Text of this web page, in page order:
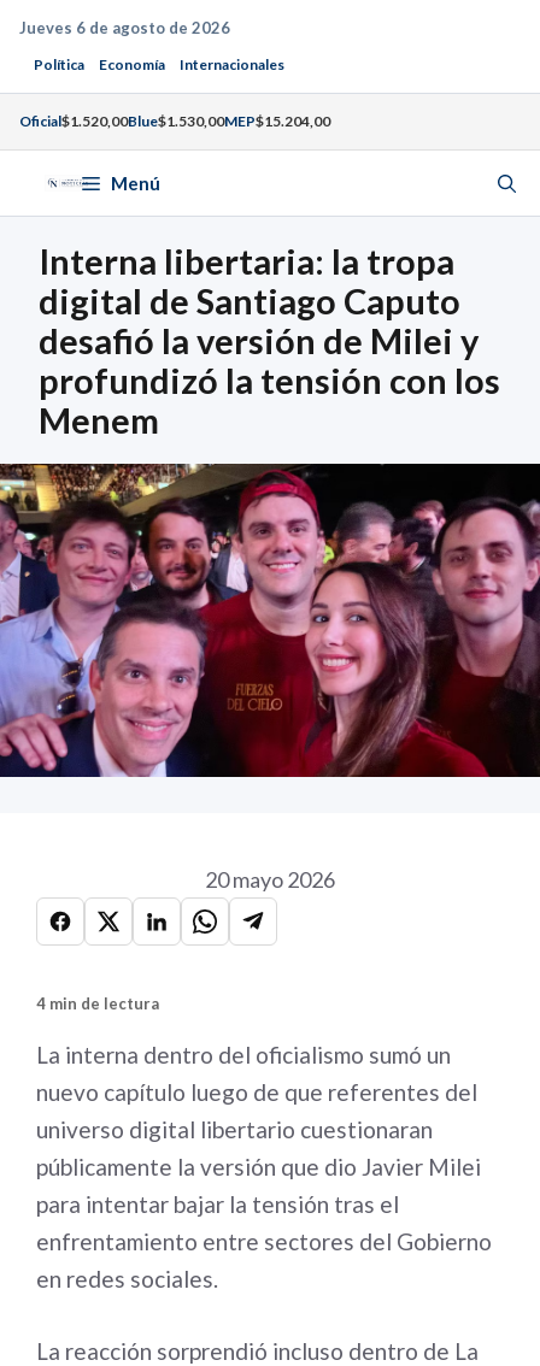
Saltar
contenido
Jueves 6 de agosto de 2026
Política Economía Internacionales
Oficial$1.520,00Blue$1.530,00MEP$15.204,00
Menú
Interna libertaria: la tropa
digital de Santiago Caputo
desafió la versión de Milei y
profundizó la tensión con los
Menem
20 mayo 2026
4 min de lectura
La interna dentro del oficialismo sumó un
nuevo capítulo luego de que referentes del
universo digital libertario cuestionaran
públicamente la versión que dio Javier Milei
para intentar bajar la tensión tras el
enfrentamiento entre sectores del Gobierno
en redes sociales.
La reacción sorprendió incluso dentro de La